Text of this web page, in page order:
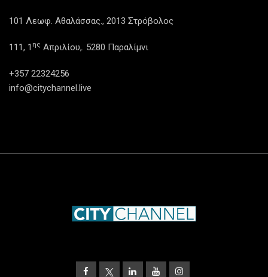
101 Λεωφ. Αθαλάσσας., 2013 Στρόβολος
111, 1 ης Απριλίου,. 5280 Παραλίμνι
+357 22324256
info@citychannel.live